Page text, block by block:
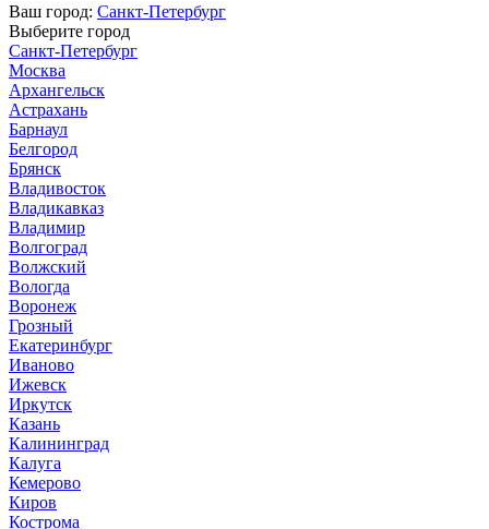
Ваш город: Санкт-Петербург
Выберите город
Санкт-Петербург
Москва
Архангельск
Астрахань
Барнаул
Белгород
Брянск
Владивосток
Владикавказ
Владимир
Волгоград
Волжский
Вологда
Воронеж
Грозный
Екатеринбург
Иваново
Ижевск
Иркутск
Казань
Калининград
Калуга
Кемерово
Киров
Кострома